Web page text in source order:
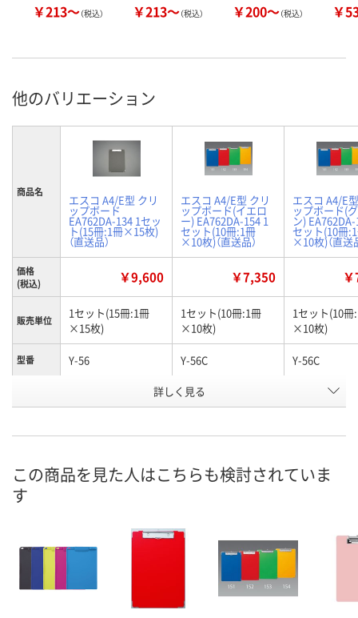
￥213～（税込） ￥213～（税込） ￥200～（税込） ￥
他のバリエーション
商品名
エスコ A4/E型 クリ
ップボード
EA762DA-134 1セッ
ト(15冊:1冊×15枚)
（直送品）
エスコ A4/E型 クリ
ップボード(イエロ
ー) EA762DA-154 1
セット(10冊:1冊
×10枚)（直送品）
エスコ A4/E
ップボード(
ン)
セット(10冊
×10枚)（直送
価格
(税込)
￥9,600 ￥7,350
販売単位
1セット(15冊:1冊
×15枚)
1セット(10冊:1冊
×10枚)
1セット(10冊
×10枚)
型番 Y-56 Y-56C Y-56C
イエロー系 グリーン系
U625693 X409864 X409863
在庫 わずか わずか わずか
お届け日
数量
カゴへ
数量
詳しく見る
この商品を見た人はこちらも検討されていま
す